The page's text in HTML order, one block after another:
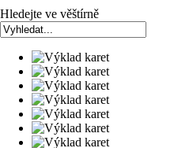
Hledejte ve věštírně